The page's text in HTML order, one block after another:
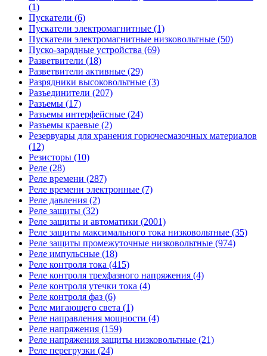
(1)
Пускатели (6)
Пускатели электромагнитные (1)
Пускатели электромагнитные низковольтные (50)
Пуско-зарядные устройства (69)
Разветвители (18)
Разветвители активные (29)
Разрядники высоковольтные (3)
Разъединители (207)
Разъемы (17)
Разъемы интерфейсные (24)
Разъемы краевые (2)
Резервуары для хранения горючесмазочных материалов
(12)
Резисторы (10)
Реле (28)
Реле времени (287)
Реле времени электронные (7)
Реле давления (2)
Реле защиты (32)
Реле защиты и автоматики (2001)
Реле защиты максимального тока низковольтные (35)
Реле защиты промежуточные низковольтные (974)
Реле импульсные (18)
Реле контроля тока (415)
Реле контроля трехфазного напряжения (4)
Реле контроля утечки тока (4)
Реле контроля фаз (6)
Реле мигающего света (1)
Реле направления мощности (4)
Реле напряжения (159)
Реле напряжения защиты низковольтные (21)
Реле перегрузки (24)